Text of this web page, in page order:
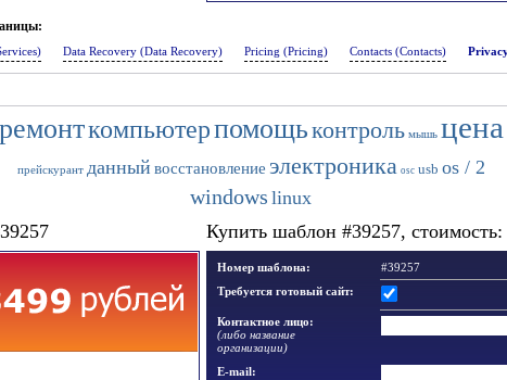
Data Recovery (Data Recovery) Pricing (Pricing) Contacts (Contacts)
ремонткомпьютерпомощьконтроль мышь цена
прейскурант данный восстановление электроника osc usb os / 2
windows linux
Купить шаблон #39257,
Номер шаблона: #39257
Требуется готовый сайт:
Контактное лицо:
(либо название
организации)
E-mail: